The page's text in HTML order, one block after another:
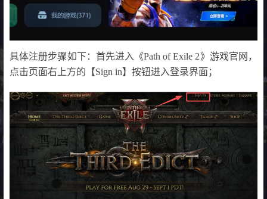
具体注册步骤如下：首先进入《Path of Exile 2》游戏官网，
点击页面右上方的【Sign in】按钮进入登录界面；